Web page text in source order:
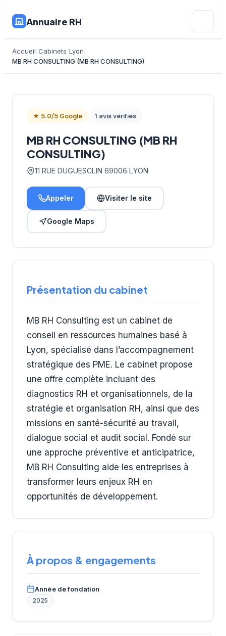
Annuaire RH
Accueil Cabinets Lyon
MB RH CONSULTING (MB RH CONSULTING)
★ 5.0/5 Google 1 avis vérifiés
MB RH CONSULTING (MB RH
CONSULTING)
11 RUE DUGUESCLIN 69006 LYON
Appeler Visiter le site
Google Maps
Présentation du cabinet
MB RH Consulting est un cabinet de
conseil en ressources humaines basé à
Lyon, spécialisé dans l’accompagnement
stratégique des PME. Le cabinet propose
une offre complète incluant des
diagnostics RH et organisationnels, de la
stratégie et organisation RH, ainsi que des
missions en santé-sécurité au travail,
dialogue social et audit social. Fondé sur
une approche préventive et anticipatrice,
MB RH Consulting aide les entreprises à
transformer leurs enjeux RH en
opportunités de développement.
À propos & engagements
Année de fondation
2025